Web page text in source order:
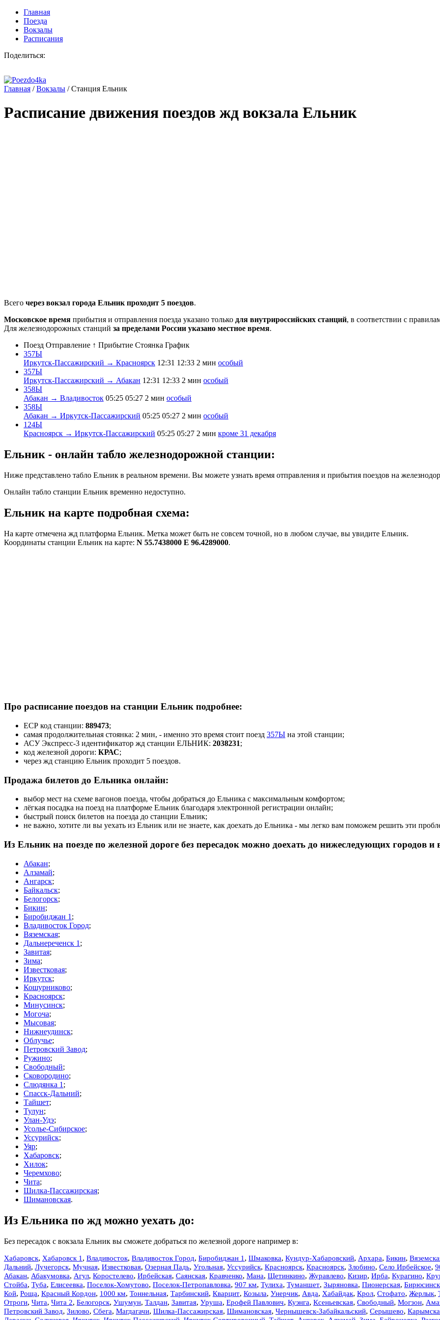
Главная
Поезда
Вокзалы
Расписания
Поделиться:
Главная /Вокзалы /Станция Ельник
Расписание движения поездов жд вокзала Ельник
Всего через вокзал города Ельник проходит 5 поездов.
Московское время прибытия и отправления поезда указано только для внутрироссийских станций, в соответствии с
Для железнодорожных станций за пределами России указано местное время.
Поезд Отправление ↑ Прибытие Стоянка График
357Ы
Иркутск-Пассажирский → Красноярск 12:31 12:33 2 мин особый
357Ы
Иркутск-Пассажирский → Абакан 12:31 12:33 2 мин особый
358Ы
Абакан → Владивосток 05:25 05:27 2 мин особый
358Ы
Абакан → Иркутск-Пассажирский 05:25 05:27 2 мин особый
124Ы
Красноярск → Иркутск-Пассажирский 05:25 05:27 2 мин кроме 31 декабря
Ельник - онлайн табло железнодорожной станции:
Ниже представлено табло Ельник в реальном времени. Вы можете узнать время отправления и прибытия поездов на
Онлайн табло станции Ельник временно недоступно.
Ельник на карте подробная схема:
На карте отмечена жд платформа Ельник. Метка может быть не совсем точной, но в любом случае, вы увидите Ельник.
Координаты станции Ельник на карте: N 55.7438000 E 96.4289000.
Про расписание поездов на станции Ельник подробнее:
ЕСР код станции: 889473;
самая продолжительная стоянка: 2 мин, - именно это время стоит поезд 357Ы на этой станции;
АСУ Экспресс-3 идентификатор жд станции ЕЛЬНИК: 2038231;
код железной дороги: КРАС;
через жд станцию Ельник проходит 5 поездов.
Продажа билетов до Ельника онлайн:
выбор мест на схеме вагонов поезда, чтобы добраться до Ельника с максимальным комфортом;
лёгкая посадка на поезд на платформе Ельник благодаря электронной регистрации онлайн;
быстрый поиск билетов на поезда до станции Ельник;
не важно, хотите ли вы уехать из Ельник или не знаете, как доехать до Ельника - мы легко вам поможем решить эти
Из Ельник на поезде по железной дороге без пересадок можно доехать до нижеследующих городов и
Абакан;
Алзамай;
Ангарск;
Байкальск;
Белогорск;
Бикин;
Биробиджан 1 ;
Владивосток Город;
Вяземская;
Дальнереченск 1 ;
Завитая;
Зима;
Известковая;
Иркутск;
Кошурниково;
Красноярск;
Минусинск;
Могоча;
Мысовая;
Нижнеудинск;
Облучье;
Петровский Завод;
Ружино;
Свободный;
Сковородино;
Слюдянка 1 ;
Спасск-Дальний;
Тайшет;
Тулун;
Улан-Удэ;
Усолье-Сибирское;
Уссурийск;
Уяр;
Хабаровск;
Хилок;
Черемхово;
Чита;
Шилка-Пассажирская;
Шимановская.
Из Ельника по жд можно уехать до:
Без пересадок с вокзала Ельник вы сможете добраться по железной дороге например в:
Хабаровск, Хабаровск 1 , Владивосток, Владивосток Город, Биробиджан 1 , Шмаковка, Кундур-Хабаровский, Архара, Бикин,
Дальний, Лучегорск, Мучная, Известковая, Озерная Падь, Угольная, Уссурийск, Красноярск, Красноярск, Злобино, Село Ирбейское,
Абакан, Абакумовка, Агул, Коростелево, Ирбейская, Саянская, Кравченко, Мана, Щетинкино, Журавлево, Кизир, Ирба, Курагино,
Стойба, Туба, Елисеевка, Поселок-Хомутово, Поселок-Петропавловка, 907 км, Тулиха, Туманшет, Зыряновка, Пионерская,
Кой, Роща, Красный Кордон, 1000 км, Тоннельная, Тарбинский, Кварцит, Козыла, Унерчик, Авда, Хабайдак, Крол, Стофато, Жерлык,
Отроги, Чита, Чита 2, Белогорск, Ушумун, Талдан, Завитая, Уруша, Ерофей Павлович, Куэнга, Ксеньевская, Свободный, Могзон,
Петровский Завод, Зилово, Сбега, Магдагачи, Шилка-Пассажирская, Шимановская, Чернышевск-Забайкальский, Серышево,